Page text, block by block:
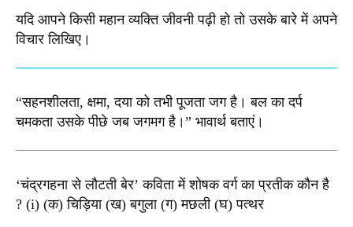
यदि आपने किसी महान व्यक्ति जीवनी पढ़ी हो तो उसके बारे में अपने
विचार लिखिए।
“सहनशीलता, क्षमा, दया को तभी पूजता जग है। बल का दर्प
चमकता उसके पीछे जब जगमग है।”​ भावार्थ बताएं।
‘चंद्रगहना से लौटती बेर’ कविता में शोषक वर्ग का प्रतीक कौन है
? (i) (क) चिड़िया (ख) बगुला (ग) मछली (घ) पत्थर